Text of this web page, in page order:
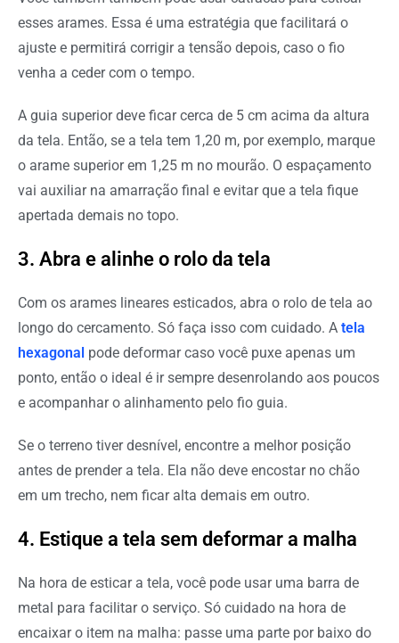
esses arames. Essa é uma estratégia que facilitará o
ajuste e permitirá corrigir a tensão depois, caso o fio
venha a ceder com o tempo.
A guia superior deve ficar cerca de 5 cm acima da altura
da tela. Então, se a tela tem 1,20 m, por exemplo, marque
o arame superior em 1,25 m no mourão. O espaçamento
vai auxiliar na amarração final e evitar que a tela fique
apertada demais no topo.
3. Abra e alinhe o rolo da tela
Com os arames lineares esticados, abra o rolo de tela ao
longo do cercamento. Só faça isso com cuidado. A tela
hexagonal pode deformar caso você puxe apenas um
ponto, então o ideal é ir sempre desenrolando aos poucos
e acompanhar o alinhamento pelo fio guia.
Se o terreno tiver desnível, encontre a melhor posição
antes de prender a tela. Ela não deve encostar no chão
em um trecho, nem ficar alta demais em outro.
4. Estique a tela sem deformar a malha
Na hora de esticar a tela, você pode usar uma barra de
metal para facilitar o serviço. Só cuidado na hora de
encaixar o item na malha: passe uma parte por baixo do